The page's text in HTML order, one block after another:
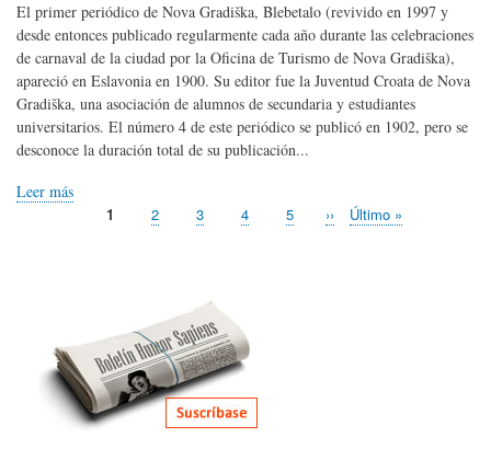
El primer periódico de Nova Gradiška, Blebetalo (revivido en 1997 y
desde entonces publicado regularmente cada año durante las celebraciones
de carnaval de la ciudad por la Oficina de Turismo de Nova Gradiška),
apareció en Eslavonia en 1900. Su editor fue la Juventud Croata de Nova
Gradiška, una asociación de alumnos de secundaria y estudiantes
universitarios. El número 4 de este periódico se publicó en 1902, pero se
desconoce la duración total de su publicación...
Leer más
Página
1 Page
2 Page
3 Page
4 Page
5
Siguiente
››
Última
Último »